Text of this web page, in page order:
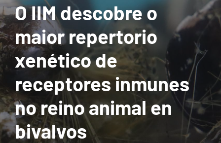
O IIM descobre o
maior repertorio
xenético de
receptores inmunes
no reino animal en
bivalvos